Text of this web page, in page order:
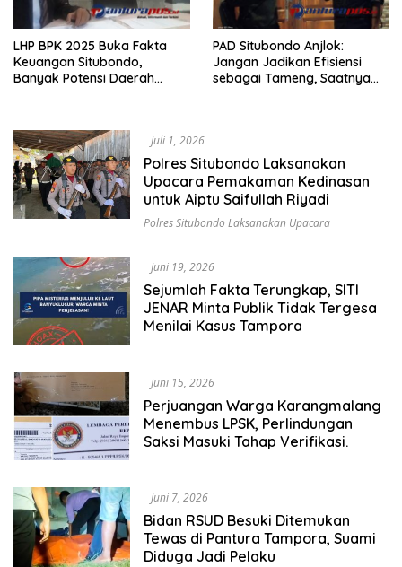
LHP BPK 2025 Buka Fakta
Keuangan Situbondo,
Banyak Potensi Daerah
PAD Situbondo Anjlok:
Jangan Jadikan Efisiensi
sebagai Tameng, Saatnya
Juli 1, 2026
Polres Situbondo Laksanakan
Upacara Pemakaman Kedinasan
untuk Aiptu Saifullah Riyadi
Polres Situbondo Laksanakan Upacara
Juni 19, 2026
Sejumlah Fakta Terungkap, SITI
JENAR Minta Publik Tidak Tergesa
Menilai Kasus Tampora
Juni 15, 2026
Perjuangan Warga Karangmalang
Menembus LPSK, Perlindungan
Saksi Masuki Tahap Verifikasi.
Juni 7, 2026
Bidan RSUD Besuki Ditemukan
Tewas di Pantura Tampora, Suami
Diduga Jadi Pelaku